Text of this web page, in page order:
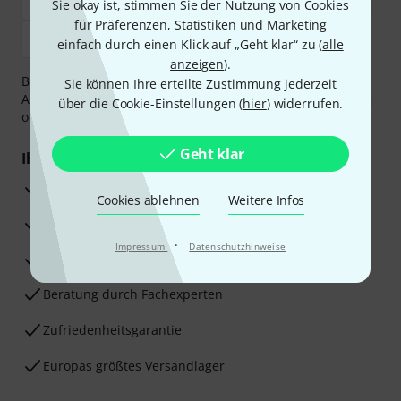
Sie okay ist, stimmen Sie der Nutzung von Cookies
für Präferenzen, Statistiken und Marketing
einfach durch einen Klick auf „Geht klar“ zu (alle
anzeigen).
Sie können Ihre erteilte Zustimmung jederzeit
über die Cookie-Einstellungen (hier) widerrufen.
Geht klar
Cookies ablehnen Weitere Infos
Impressum · Datenschutzhinweise
Bezahlen Sie vertraulich und sicher per Vorkasse, PayPal,
Amazon Pay,Klarna Sofort bezahlen ,Klarna Ratenzahlung
oder Kreditkarte.
Ihre Vorteile
3 Jahre Thomann Garantie
30 Tage Money-Back-Garantie
Beratung durch Fachexperten
Zufriedenheitsgarantie
Europas größtes Versandlager